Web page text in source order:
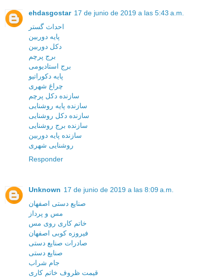
ehdasgostar 17 de junio de 2019 a las 5:43 a.m.
احداث گستر
پایه دوربین
دکل دوربین
برج پرچم
برج استادیومی
پایه دکوراتیو
چراغ شهری
سازنده دکل پرچم
سازنده پایه روشنایی
سازنده دکل روشنایی
سازنده برج روشنایی
سازنده پایه دوربین
روشنایی شهری
Responder
Unknown 17 de junio de 2019 a las 8:09 a.m.
صنایع دستی اصفهان
مس و پرداز
خاتم کاری روی مس
فیروزه کوبی اصفهان
صادرات صنایع دستی
صنایع دستی
جام شراب
قیمت ظروف خاتم کاری